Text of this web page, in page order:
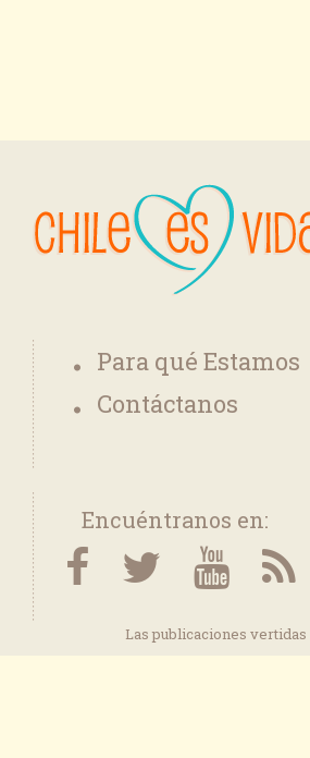
Para qué Estamos
Contáctanos
Encuéntranos en:
Las publicaciones